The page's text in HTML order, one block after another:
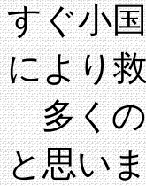
すぐ小
により
多くの
と思い